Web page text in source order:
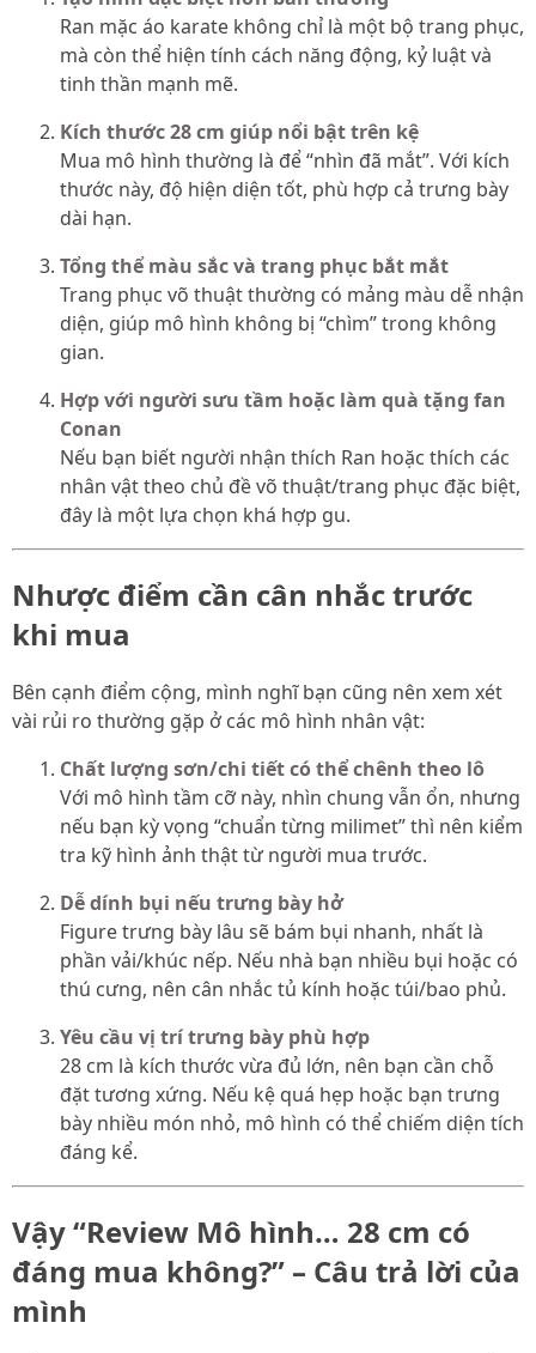
Ran mặc áo karate không chỉ là một bộ trang phục,
mà còn thể hiện tính cách năng động, kỷ luật và
tinh thần mạnh mẽ.
Kích thước 28 cm giúp nổi bật trên kệ
Mua mô hình thường là để “nhìn đã mắt”. Với kích
thước này, độ hiện diện tốt, phù hợp cả trưng bày
dài hạn.
Tổng thể màu sắc và trang phục bắt mắt
Trang phục võ thuật thường có mảng màu dễ nhận
diện, giúp mô hình không bị “chìm” trong không
gian.
Hợp với người sưu tầm hoặc làm quà tặng fan
Conan
Nếu bạn biết người nhận thích Ran hoặc thích các
nhân vật theo chủ đề võ thuật/trang phục đặc biệt,
đây là một lựa chọn khá hợp gu.
Nhược điểm cần cân nhắc trước
khi mua
Bên cạnh điểm cộng, mình nghĩ bạn cũng nên xem xét
vài rủi ro thường gặp ở các mô hình nhân vật:
Chất lượng sơn/chi tiết có thể chênh theo lô
Với mô hình tầm cỡ này, nhìn chung vẫn ổn, nhưng
nếu bạn kỳ vọng “chuẩn từng milimet” thì nên kiểm
tra kỹ hình ảnh thật từ người mua trước.
Dễ dính bụi nếu trưng bày hở
Figure trưng bày lâu sẽ bám bụi nhanh, nhất là
phần vải/khúc nếp. Nếu nhà bạn nhiều bụi hoặc có
thú cưng, nên cân nhắc tủ kính hoặc túi/bao phủ.
Yêu cầu vị trí trưng bày phù hợp
28 cm là kích thước vừa đủ lớn, nên bạn cần chỗ
đặt tương xứng. Nếu kệ quá hẹp hoặc bạn trưng
bày nhiều món nhỏ, mô hình có thể chiếm diện tích
đáng kể.
Vậy “Review Mô hình… 28 cm có
đáng mua không?” – Câu trả lời của
mình